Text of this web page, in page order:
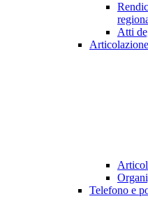
Atti
Telefono e